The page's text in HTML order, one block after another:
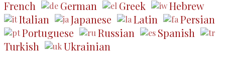
French
German Greek
Hebrew
Italian
Japanese Latin
Persian
Portuguese
Russian
Spanish
Turkish
Ukrainian